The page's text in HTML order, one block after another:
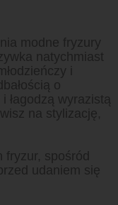
modne fryzury
natychmiast
i
o
łagodzą wyrazistą
na stylizację,
spośród
udaniem się